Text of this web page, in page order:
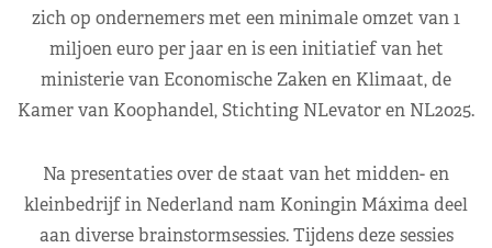
zich op ondernemers met een minimale omzet van 1
miljoen euro per jaar en is een initiatief van het
ministerie van Economische Zaken en Klimaat, de
Kamer van Koophandel, Stichting NLevator en NL2025.
Na presentaties over de staat van het midden- en
kleinbedrijf in Nederland nam Koningin Máxima deel
aan diverse brainstormsessies. Tijdens deze sessies